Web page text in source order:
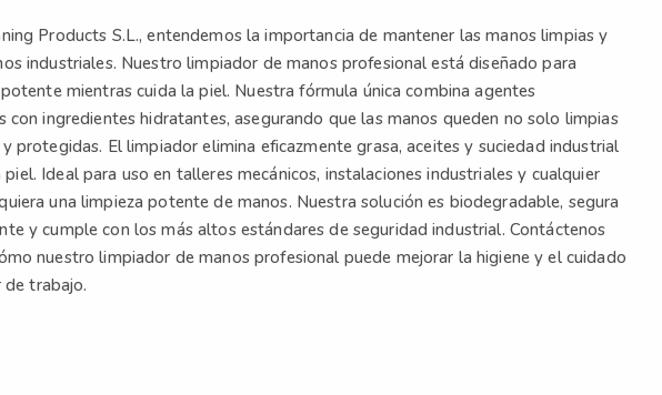
Products S.L., entendemos la importancia de mantener las manos limpias y
industriales. Nuestro limpiador de manos profesional está diseñado para
mientras cuida la piel. Nuestra fórmula única combina agentes
con ingredientes hidratantes, asegurando que las manos queden no solo limpias
protegidas. El limpiador elimina eficazmente grasa, aceites y suciedad industrial
Ideal para uso en talleres mecánicos, instalaciones industriales y cualquier
una limpieza potente de manos. Nuestra solución es biodegradable, segura
y cumple con los más altos estándares de seguridad industrial. Contáctenos
nuestro limpiador de manos profesional puede mejorar la higiene y el cuidado
de trabajo.